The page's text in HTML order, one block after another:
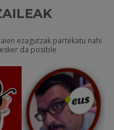
ezagutzak partekatu nahi
da posible